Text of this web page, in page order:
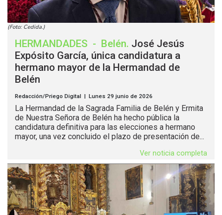
(Foto: Cedida.)
HERMANDADES - Belén. José Jesús
Expósito García, única candidatura a
hermano mayor de la Hermandad de
Belén
Redacción/Priego Digital | Lunes 29 junio de 2026
La Hermandad de la Sagrada Familia de Belén y Ermita
de Nuestra Señora de Belén ha hecho pública la
candidatura definitiva para las elecciones a hermano
mayor, una vez concluido el plazo de presentación de...
Ver noticia completa